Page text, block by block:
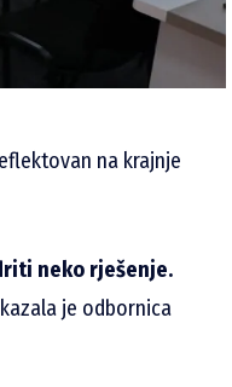
na krajnje
neko rješenje.
kazala je odbornica